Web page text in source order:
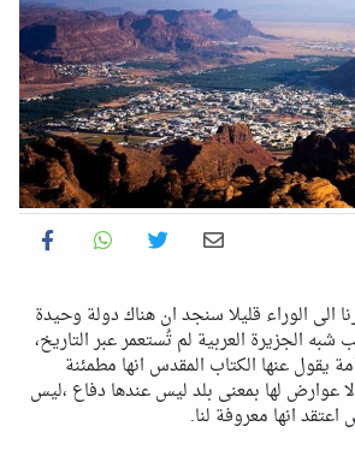
الى الوراء قليلا سنجد ان هناك دولة وحيدة
شبه الجزيرة العربية لم تُستعمر عبر التاريخ،
يقول عنها الكتاب المقدس انها مطمئنة
عوارض لها بمعنى بلد ليس عندها دفاع ،ليس
انها معروفة لنا.